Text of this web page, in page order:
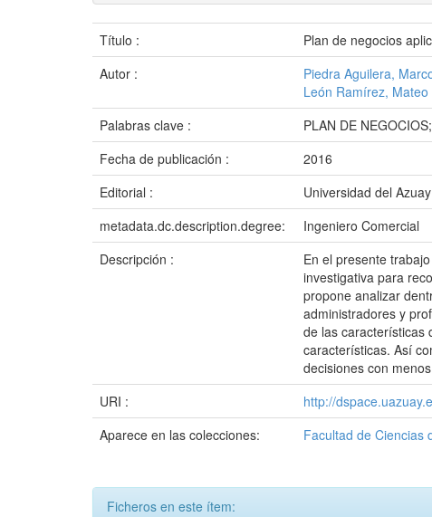
Título :
Plan de negocios
Autor :
Piedra Aguilera,
León Ramírez, Mateo
Palabras clave :
PLAN DE
Fecha de publicación :
2016
Editorial :
Universidad del Azuay
metadata.dc.description.degree:
Ingeniero Comercial
Descripción :
En el presente
investigativa para
propone analizar
administradores y
de las características
características. Así
decisiones con
URI :
http://
Aparece en las colecciones:
Facultad de Ciencias
Ficheros en este ítem: